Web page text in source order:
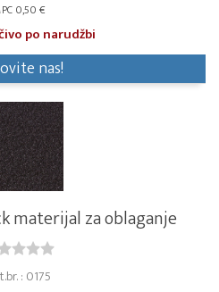
0,50 €
po narudžbi
nas!
materijal za oblaganje
: 0175